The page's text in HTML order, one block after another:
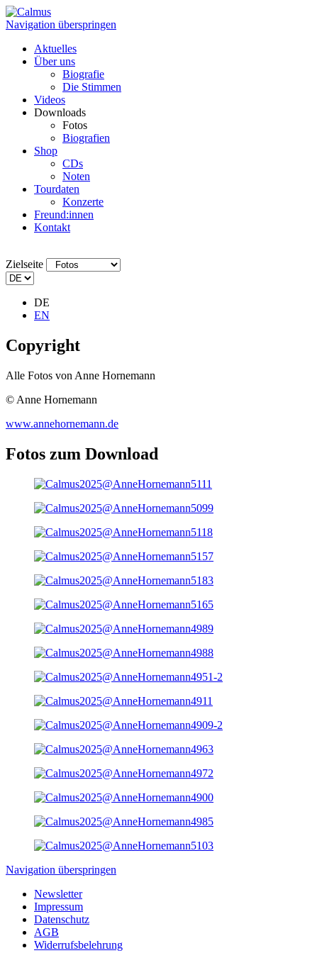
Navigation überspringen
Aktuelles
Über uns
Biografie
Die Stimmen
Videos
Downloads
Fotos
Biografien
Shop
CDs
Noten
Tourdaten
Konzerte
Freund:innen
Kontakt
Zielseite
DE
EN
Copyright
Alle Fotos von Anne Hornemann
© Anne Hornemann
www.annehornemann.de
Fotos zum Download
Navigation überspringen
Newsletter
Impressum
Datenschutz
AGB
Widerrufsbelehrung